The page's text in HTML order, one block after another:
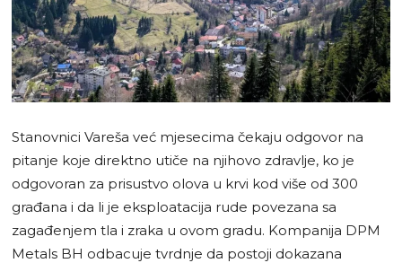
Stanovnici Vareša već mjesecima čekaju odgovor na
pitanje koje direktno utiče na njihovo zdravlje, ko je
odgovoran za prisustvo olova u krvi kod više od 300
građana i da li je eksploatacija rude povezana sa
zagađenjem tla i zraka u ovom gradu. Kompanija DPM
Metals BH odbacuje tvrdnje da postoji dokazana